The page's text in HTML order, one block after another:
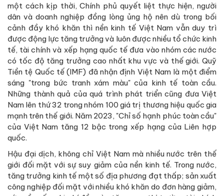
một cách kịp thời, Chính phủ quyết liệt thực hiện, người
dân và doanh nghiệp đồng lòng ủng hộ nên dù trong bối
cảnh đầy khó khăn thì nền kinh tế Việt Nam vẫn duy trì
được động lực tăng trưởng và luôn được nhiều tổ chức kinh
tế, tài chính và xếp hạng quốc tế đưa vào nhóm các nước
có tốc độ tăng trưởng cao nhất khu vực và thế giới. Quỹ
Tiền tệ Quốc tế (IMF) đã nhận định Việt Nam là một điểm
sáng "trong bức tranh xám màu" của kinh tế toàn cầu.
Những thành quả của quá trình phát triển cũng đưa Việt
Nam lên thứ 32 trong nhóm 100 giá trị thương hiệu quốc gia
mạnh trên thế giới. Năm 2023, "Chỉ số hạnh phúc toàn cầu"
của Việt Nam tăng 12 bậc trong xếp hạng của Liên hợp
quốc.
Hậu đại dịch, không chỉ Việt Nam mà nhiều nước trên thế
giới đối mặt với sự suy giảm của nền kinh tế. Trong nước,
tăng trưởng kinh tế một số địa phương đạt thấp; sản xuất
công nghiệp đối mặt với nhiều khó khăn do đơn hàng giảm,